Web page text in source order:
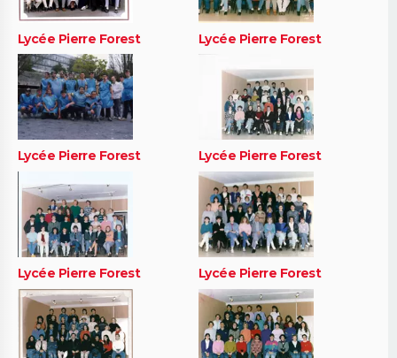
Lycée Pierre Forest Lycée Pierre Forest
Lycée Pierre Forest Lycée Pierre Forest
Lycée Pierre Forest Lycée Pierre Forest